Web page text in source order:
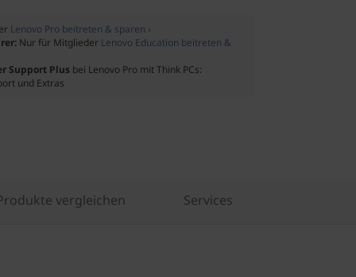
Lenovo Pro beitreten & sparen ›
Nur für Mitglieder Lenovo Education beitreten &
Support Plus bei Lenovo Pro mit Think PCs:
und Extras
vergleichen Services